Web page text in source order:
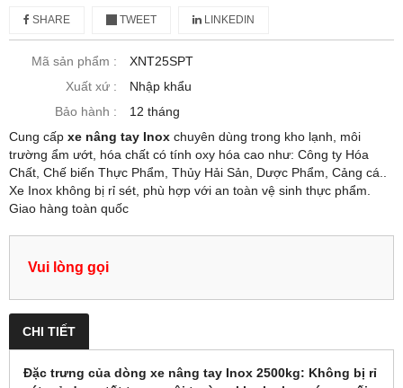
SHARE TWEET LINKEDIN
Mã sản phẩm :
XNT25SPT
Xuất xứ :
Nhập khẩu
Bảo hành :
12 tháng
Cung cấp xe nâng tay Inox chuyên dùng trong kho lạnh, môi
trường ẩm ướt, hóa chất có tính oxy hóa cao như: Công ty Hóa
Chất, Chế biến Thực Phẩm, Thủy Hải Sản, Dược Phẩm, Cảng cá..
Xe Inox không bị rỉ sét, phù hợp với an toàn vệ sinh thực phẩm.
Giao hàng toàn quốc
Vui lòng gọi
CHI TIẾT
Đặc trưng của dòng xe nâng tay Inox 2500kg: Không bị rỉ